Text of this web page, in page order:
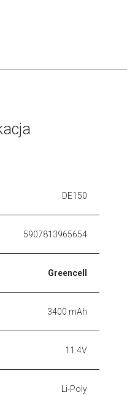
DE150
5907813965654
Greencell
3400 mAh
11.4V
Li-Poly